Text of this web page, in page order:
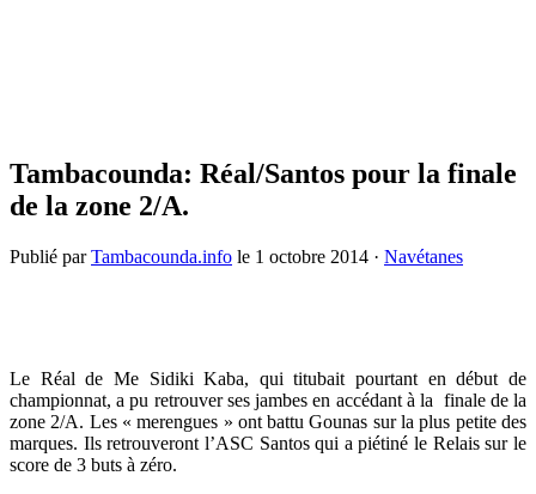
Tambacounda: Réal/Santos pour la finale
de la zone 2/A.
Publié parTambacounda.info le 1 octobre 2014 · Navétanes
Le Réal de Me Sidiki Kaba, qui titubait pourtant en début de
championnat, a pu retrouver ses jambes en accédant à la finale de la
zone 2/A. Les « merengues » ont battu Gounas sur la plus petite des
marques. Ils retrouveront l’ASC Santos qui a piétiné le Relais sur le
score de 3 buts à zéro.